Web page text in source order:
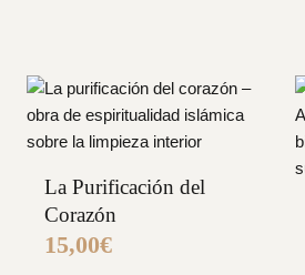
La Purificación del
Corazón
15,00€